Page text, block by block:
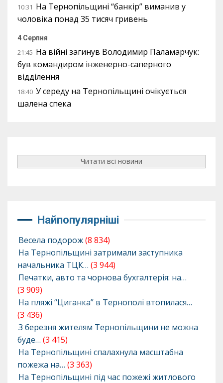
10:31 На Тернопільщині “банкір” виманив у
чоловіка понад 35 тисяч гривень
4 Серпня
21:45 На війні загинув Володимир Паламарчук:
був командиром інженерно-саперного
відділення
18:40 У середу на Тернопільщині очікується
шалена спека
Читати всі новини
Найпопулярніші
Весела подорож(8 834)
На Тернопільщині затримали заступника
начальника ТЦК… (3 944)
Печатки, авто та чорнова бухгалтерія: на…
(3 909)
На пляжі “Циганка” в Тернополі втопилася…
(3 436)
З березня жителям Тернопільщини не можна
буде… (3 415)
На Тернопільщині спалахнула масштабна
пожежа на… (3 363)
На Тернопільщині під час пожежі житлового